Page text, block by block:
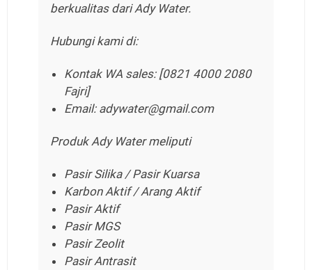
berkualitas dari Ady Water.
Hubungi kami di:
Kontak WA sales: [0821 4000 2080
Fajri]
Email: adywater@gmail.com
Produk Ady Water meliputi
Pasir Silika / Pasir Kuarsa
Karbon Aktif / Arang Aktif
Pasir Aktif
Pasir MGS
Pasir Zeolit
Pasir Antrasit